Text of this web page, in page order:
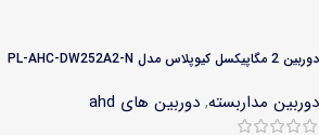
دوربین 2 مگاپیکسل کیوپلاس مدل PL-AHC-DW252A2-N
دوربین مداربسته, دوربین های ahd